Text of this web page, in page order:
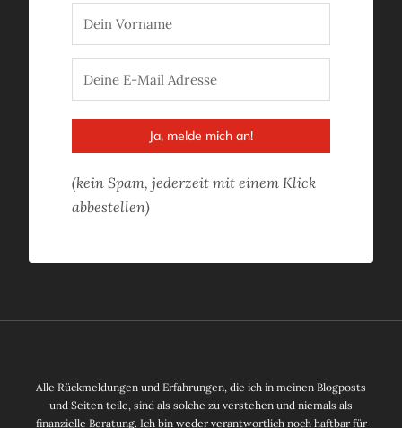
Ja, melde mich an!
(kein Spam, jederzeit mit einem Klick
abbestellen)
Alle Rückmeldungen und Erfahrungen, die ich in meinen Blogposts
und Seiten teile, sind als solche zu verstehen und niemals als
finanzielle Beratung. Ich bin weder verantwortlich noch haftbar für